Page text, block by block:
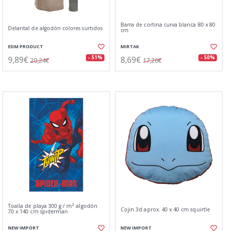
Delantal de algodón colores surtidos
EDM PRODUCT
9,89€ 20,24€ - 51%
Barra de cortina curva blanca 80 x 80
cm
MIRTAK
8,69€ 17,26€ - 50%
Toalla de playa 300 g / m² algodón
70 x 140 cm spiderman
NEW IMPORT
Cojin 3d aprox. 40 x 40 cm squirtle
NEW IMPORT